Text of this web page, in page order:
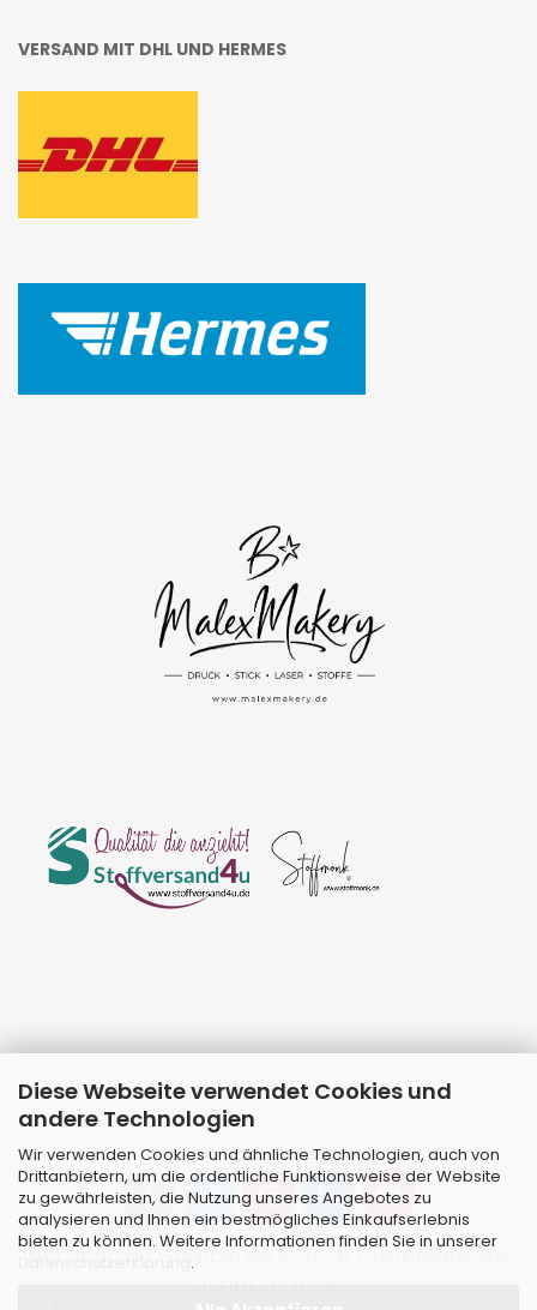
Diese Webseite verwendet Cookies und
andere Technologien
Wir verwenden Cookies und ähnliche Technologien, auch von
Drittanbietern, um die ordentliche Funktionsweise der Website
zu gewährleisten, die Nutzung unseres Angebotes zu
analysieren und Ihnen ein bestmögliches Einkaufserlebnis
bieten zu können. Weitere Informationen finden Sie in unserer
.
VERSAND MIT DHL UND HERMES
Webshopby Gambio.de © 2026 | Template von